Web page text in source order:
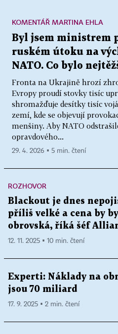
Byl jsem ministrem
ruském útoku na
NATO. Co bylo
Fronta na Ukrajině hrozí
Evropy proudí stovky tisíc
shromažďuje desítky tisíc
zemí, kde se objevují
menšiny. Aby NATO
opravdového...
KOMENTÁŘ MARTINA EHLA
29. 4. 2026 ▪ 5 min. čtení
ROZHOVOR
Blackout je dnes
příliš velké a cena by
obrovská, říká šéf
12. 11. 2025 ▪ 10 min. čtení
Experti: Náklady na
jsou 70 miliard
17. 9. 2025 ▪ 2 min. čtení